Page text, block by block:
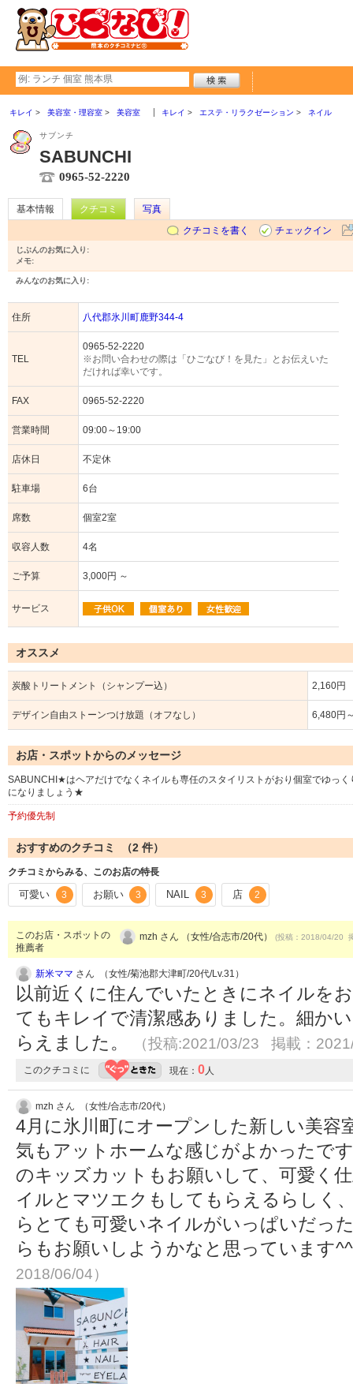
キレイ 美容室・理容室 美容室 キレイ エステ・リラクゼーション ネイル
サブンチ
SABUNCHI
0965-52-2220
基本情報 クチコミ
写真
クチコミを書く
チェックイン
じぶんのお気に入り:
メモ:
みんなのお気に入り:
住所 八代郡氷川町鹿野344-4
TEL
0965-52-2220
※お問い合わせの際は「ひごなび！を見た」とお伝えいた
だければ幸いです。
FAX 0965-52-2220
営業時間 09:00～19:00
店休日 不定休
駐車場 6台
席数 個室2室
収容人数 4名
ご予算 3,000円 ～
サービス
オススメ
炭酸トリートメント（シャンプー込） 2,160円
デザイン自由ストーンつけ放題（オフなし） 6,480円
お店・スポットからのメッセージ
SABUNCHI★はヘアだけでなくネイルも専任のスタイリストがおり個室でゆっ
になりましょう★
予約優先制
おすすめのクチコミ （2 件）
クチコミからみる、このお店の特長
可愛い 3 お願い 3 NAIL 3 店 2
このお店・スポットの
推薦者
mzh さん （女性/合志市/20代） (投稿：2018/04/20
新米ママ さん （女性/菊池郡大津町/20代/Lv.31）
以前近くに住んでいたときにネイルを
てもキレイで清潔感ありました。細か
らえました。
（投稿:2021/03/23 掲載：
このクチコミに 現在： 0 人
mzh さん （女性/合志市/20代）
4月に氷川町にオープンした新しい美
気もアットホームな感じがよかったで
のキッズカットもお願いして、可愛く
イルとマツエクもしてもらえるらしく
らとても可愛いネイルがいっぱいだっ
らもお願いしようかなと思っています
2018/06/04）